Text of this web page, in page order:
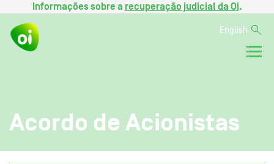
Informações sobre a recuperação judicial da Oi.
English
Acordo de Acionistas